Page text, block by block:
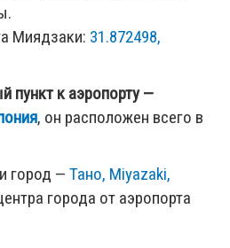
Миядзаки: 31.872498,
пункт к аэропорту —
, он расположен всего в
город — Тано, Miyazaki,
города от аэропорта